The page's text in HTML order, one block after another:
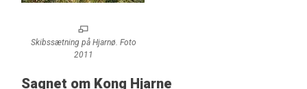
Skibssætning på Hjarnø. Foto
2011
Sagnet om Kong Hjarne